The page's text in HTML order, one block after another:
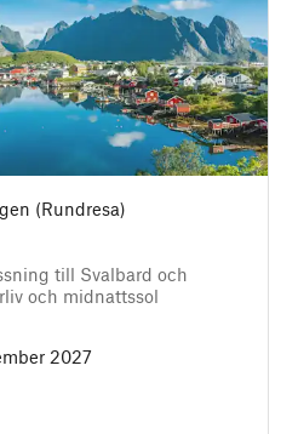
(Rundresa)
till Svalbard och
och midnattssol
2027